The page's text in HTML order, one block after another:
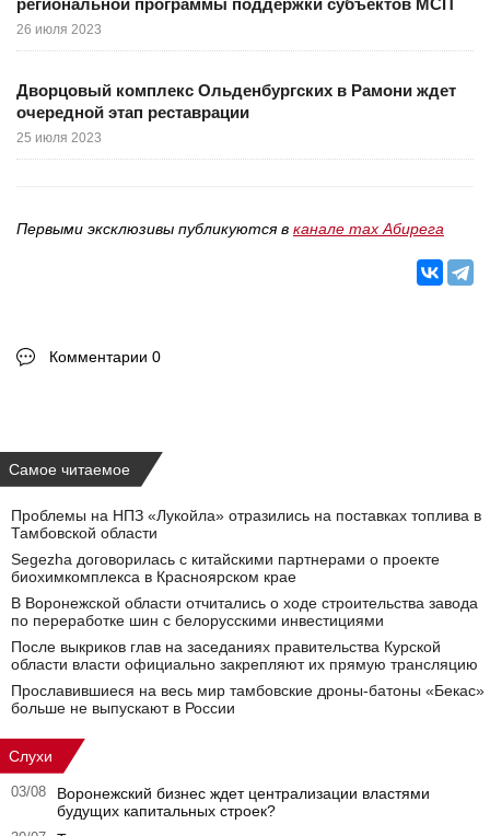
26 июля 2023
Дворцовый комплекс Ольденбургских в Рамони ждет
очередной этап реставрации
25 июля 2023
Первыми эксклюзивы публикуются в канале max Абирега
Комментарии 0
Самое читаемое
Проблемы на НПЗ «Лукойла» отразились на поставках топлива в
Тамбовской области
Segezha договорилась с китайскими партнерами о проекте
биохимкомплекса в Красноярском крае
В Воронежской области отчитались о ходе строительства завода
по переработке шин с белорусскими инвестициями
После выкриков глав на заседаниях правительства Курской
области власти официально закрепляют их прямую трансляцию
Прославившиеся на весь мир тамбовские дроны-батоны «Бекас»
больше не выпускают в России
Слухи
03/08
Воронежский бизнес ждет централизации властями
будущих капитальных строек?